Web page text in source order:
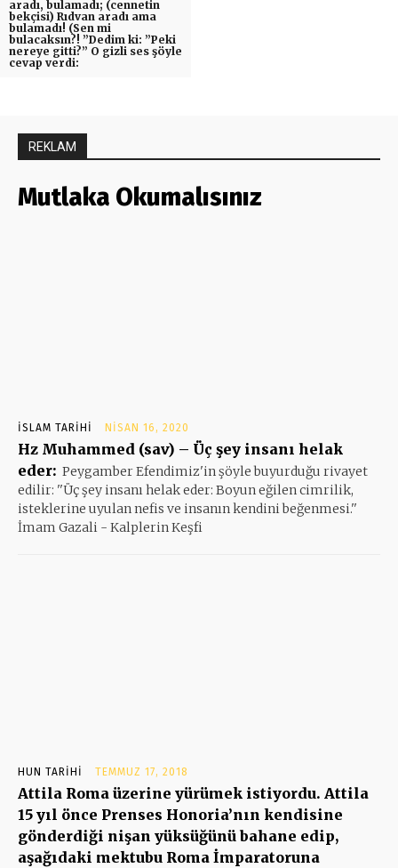
aradı, bulamadı; (cennetin
bekçisi) Rıdvan aradı ama
bulamadı! (Sen mi
bulacaksın?! ”Dedim ki: ”Peki
nereye gitti?” O gizli ses şöyle
cevap verdi:
REKLAM
Mutlaka Okumalısınız
İSLAM TARIHI NISAN 16, 2020
Hz Muhammed (sav) – Üç şey insanı helak
eder: Peygamber Efendimiz'in şöyle buyurduğu rivayet
edilir: ''Üç şey insanı helak eder: Boyun eğilen cimrilik,
isteklerine uyulan nefis ve insanın kendini beğenmesi.''
İmam Gazali - Kalplerin Keşfi
HUN TARIHI TEMMUZ 17, 2018
Attila Roma üzerine yürümek istiyordu. Attila
15 yıl önce Prenses Honoria’nın kendisine
gönderdiği nişan yüksüğünü bahane edip,
aşağıdaki mektubu Roma İmparatoruna